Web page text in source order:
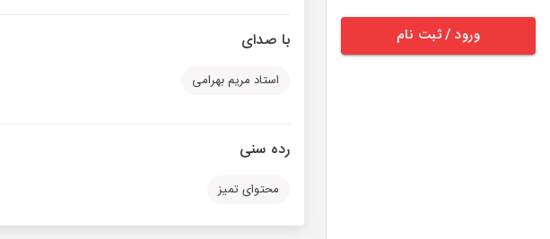
ورود / ثبت نام با صدای
استاد مریم بهرامی
رده سنی
محتوای تمیز